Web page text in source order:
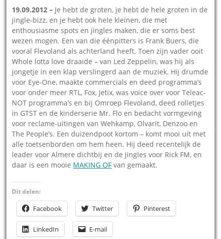
19.09.2012 – Je hebt de groten, je hebt de hele groten in de
jingle-bizz, en je hebt ook hele kleinen, die met
enthousiasme spots en jingles maken, die er soms best
wezen mogen. Een van die éénpitters is Frank Buers, die
vooral Flevoland als achterland heeft. Toen zijn vader ooit
Whole lotta love draaide – van Led Zeppelin, was hij als
jongetje in een klap verslingerd aan de muziek. Hij drumde
voor Eye-One, maakte commercials en deed programma’s
voor onder meer RTL, Fox, Jetix, was voice over voor Teleac-
NOT programma’s en bij Omroep Flevoland, deed rolletjes
in GTST en de kinderserie Mr. Flo en bedacht vormgeving
voor reclame-uitingen van Wehkamp, Olvarit, Denzoo en
The People’s. Een duizendpoot kortom – komt mooi uit met
alle toetsenborden om hem heen. Hij deed recentelijk de
leader voor Almere dichtbij en de jingles voor Rick FM, en
daar is een mooie MAKING OF van gemaakt.
Dit delen:
Facebook Twitter Pinterest
LinkedIn E-mail